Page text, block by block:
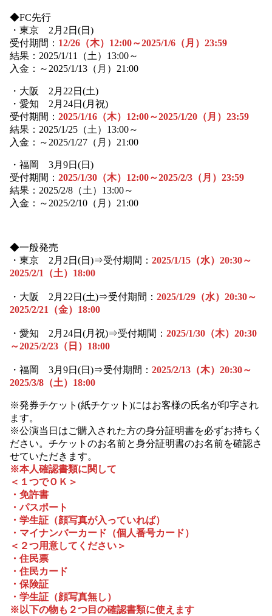
◆FC先行
・東京 2月2日(日)
受付期間： 12/26（木）12:00～2025/1/6（月）23:59
結果：2025/1/11（土）13:00～
入金：～2025/1/13（月）21:00
・大阪 2月22日(土)
・愛知 2月24日(月祝)
受付期間： 2025/1/16（木）12:00～2025/1/20（月）23:59
結果：2025/1/25（土）13:00～
入金：～2025/1/27（月）21:00
・福岡 3月9日(日)
受付期間： 2025/1/30（木）12:00～2025/2/3（月）23:59
結果：2025/2/8（土）13:00～
入金：～2025/2/10（月）21:00
◆一般発売
・東京 2月2日(日)⇒受付期間： 2025/1/15（水）20:30～
2025/2/1（土）18:00
・大阪 2月22日(土)⇒受付期間： 2025/1/29（水）20:30～
2025/2/21（金）18:00
・愛知 2月24日(月祝)⇒受付期間： 2025/1/30（木）20:30
～2025/2/23（日）18:00
・福岡 3月9日(日)⇒受付期間： 2025/2/13（木）20:30～
2025/3/8（土）18:00
※発券チケット(紙チケット)にはお客様の氏名が印字され
ます。
※公演当日はご購入された方の身分証明書を必ずお持ちく
ださい。チケットのお名前と身分証明書のお名前を確認さ
せていただきます。
※本人確認書類に関して
＜１つでＯＫ＞
・免許書
・パスポート
・学生証（顔写真が入っていれば）
・マイナンバーカード（個人番号カード）
＜２つ用意してください＞
・住民票
・住民カード
・保険証
・学生証（顔写真無し）
※以下の物も２つ目の確認書類に使えます